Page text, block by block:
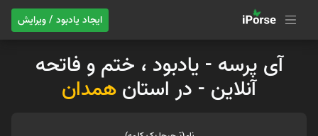
ایجاد یادبود / ویرایش
آی پرسه - یادبود ، ختم و فاتحه
آنلاین - در استانهمدان